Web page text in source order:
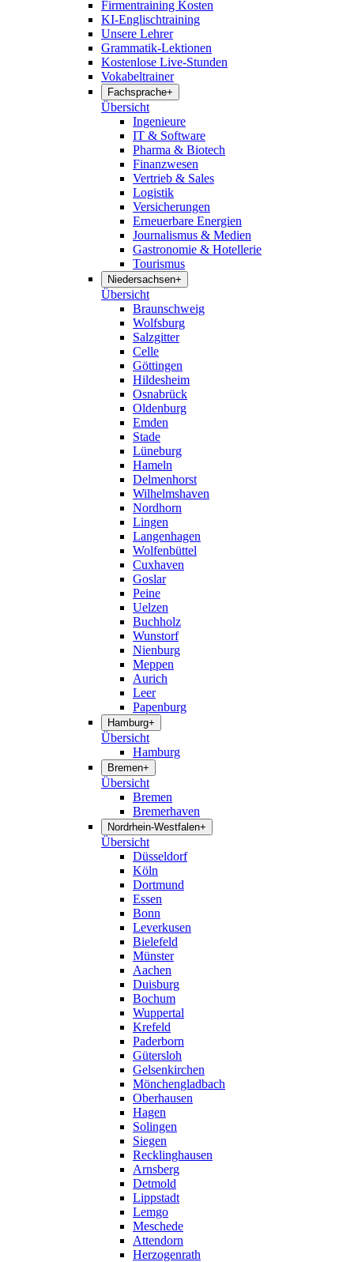
Firmentraining Kosten
KI-Englischtraining
Unsere Lehrer
Grammatik-Lektionen
Kostenlose Live-Stunden
Vokabeltrainer
Fachsprache+
Übersicht
Ingenieure
IT & Software
Pharma & Biotech
Finanzwesen
Vertrieb & Sales
Logistik
Versicherungen
Erneuerbare Energien
Journalismus & Medien
Gastronomie & Hotellerie
Tourismus
Niedersachsen+
Übersicht
Braunschweig
Wolfsburg
Salzgitter
Celle
Göttingen
Hildesheim
Osnabrück
Oldenburg
Emden
Stade
Lüneburg
Hameln
Delmenhorst
Wilhelmshaven
Nordhorn
Lingen
Langenhagen
Wolfenbüttel
Cuxhaven
Goslar
Peine
Uelzen
Buchholz
Wunstorf
Nienburg
Meppen
Aurich
Leer
Papenburg
Hamburg+
Übersicht
Hamburg
Bremen+
Übersicht
Bremen
Bremerhaven
Nordrhein-Westfalen+
Übersicht
Düsseldorf
Köln
Dortmund
Essen
Bonn
Leverkusen
Bielefeld
Münster
Aachen
Duisburg
Bochum
Wuppertal
Krefeld
Paderborn
Gütersloh
Gelsenkirchen
Mönchengladbach
Oberhausen
Hagen
Solingen
Siegen
Recklinghausen
Arnsberg
Detmold
Lippstadt
Lemgo
Meschede
Attendorn
Herzogenrath